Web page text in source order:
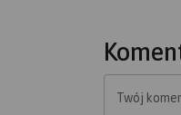
Twój